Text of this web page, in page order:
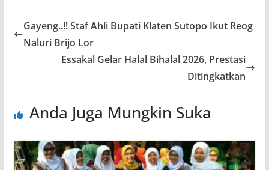
Gayeng..!! Staf Ahli Bupati Klaten Sutopo Ikut Reog
Naluri Brijo Lor
Essakal Gelar Halal Bihalal 2026, Prestasi
Ditingkatkan
Anda Juga Mungkin Suka